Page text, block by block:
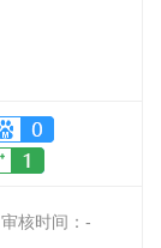
审核时间： -